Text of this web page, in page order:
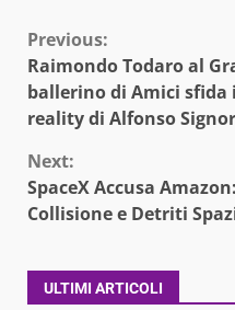
Continue
Reading
Previous:
Raimondo Todaro al
ballerino di Amici
reality di Alfonso
Next:
SpaceX Accusa
Collisione e Detriti
ULTIMI ARTICOLI